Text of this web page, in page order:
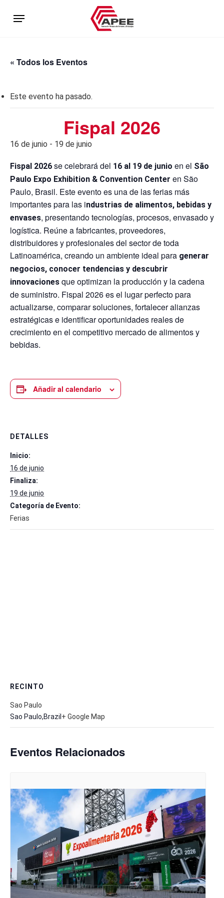
main
Menu
« Todos los Eventos
Este evento ha pasado.
Fispal 2026
16 de junio - 19 de junio
Fispal 2026 se celebrará del 16 al 19 de junio en el São
Paulo Expo Exhibition & Convention Center en São
Paulo, Brasil. Este evento es una de las ferias más
importantes para las industrias de alimentos, bebidas y
envases, presentando tecnologías, procesos, envasado y
logística. Reúne a fabricantes, proveedores,
distribuidores y profesionales del sector de toda
Latinoamérica, creando un ambiente ideal para generar
negocios, conocer tendencias y descubrir
innovaciones que optimizan la producción y la cadena
de suministro. Fispal 2026 es el lugar perfecto para
actualizarse, comparar soluciones, fortalecer alianzas
estratégicas e identificar oportunidades reales de
crecimiento en el competitivo mercado de alimentos y
bebidas.
Añadir al calendario
DETALLES
Inicio:
16 de junio
Finaliza:
19 de junio
Categoría de Evento:
Ferias
RECINTO
Sao Paulo
Sao Paulo,Brazil + Google Map
Eventos Relacionados